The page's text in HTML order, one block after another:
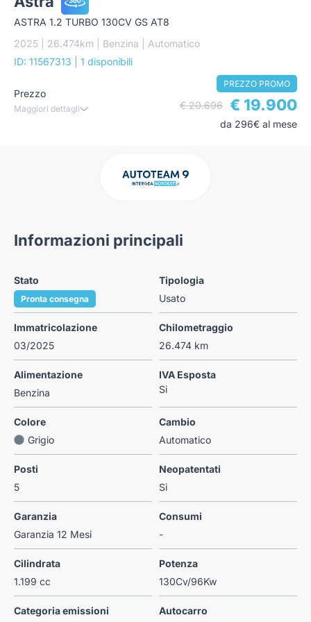
ASTRA 1.2 TURBO 130CV GS AT8
2025 | 26.474km | Benzina | Automatico
ID: 11567313
| 1 disponibili
Prezzo
Maggiori dettagli
PREZZO PROMO
€ 20.696 € 19.900
da 296€ al mese
Informazioni principali
Stato
Pronta consegna
Tipologia
Usato
Immatricolazione
03/2025
Chilometraggio
26.474 km
Alimentazione
Benzina
IVA Esposta
Si
Colore
Grigio
Cambio
Automatico
Posti
5
Neopatentati
Si
Garanzia
Garanzia 12 Mesi
Consumi
-
Cilindrata
1.199 cc
Potenza
130Cv/96Kw
Categoria emissioni
Autocarro